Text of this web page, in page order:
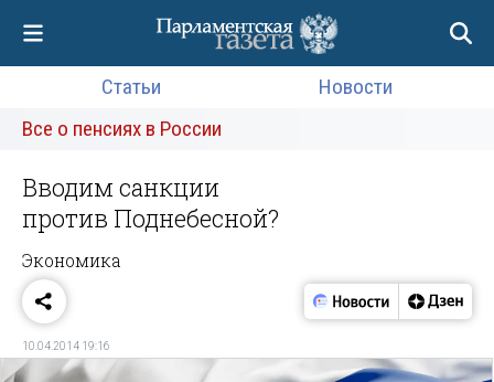
Статьи
Новости
Все о пенсиях в России
Вводим санкции
против Поднебесной?
Экономика
10.04.2014 19:16